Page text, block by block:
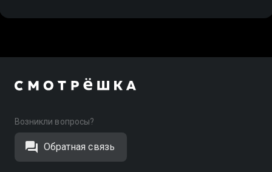
Возникли вопросы?
Обратная связь